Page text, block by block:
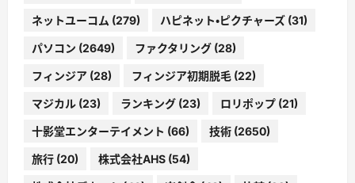
ネットユーコム (279) ハピネット・ピクチャーズ (31)
パソコン (2649) ファクタリング (28)
フィンジア (28) フィンジア初期脱毛 (22)
マジカル (23) ランキング (23) ロリポップ (21)
十影堂エンターテイメント (66) 技術 (2650)
旅行 (20) 株式会社AHS (54)